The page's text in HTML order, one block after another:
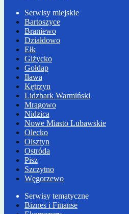
Serwisy miejskie
Bartoszyce
Braniewo
Działdowo
Ełk
Giżycko
Gołdap
Iława
Kętrzyn
Lidzbark Warmiński
Mrągowo
Nidzica
Nowe Miasto Lubawskie
Olecko
Olsztyn
Ostróda
Pisz
Szczytno
Węgorzewo
Serwisy tematyczne
Biznes i Finanse